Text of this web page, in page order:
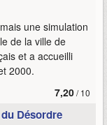
une simulation
de la ville de
et a accueilli
2000.
7,20/ 10
Désordre